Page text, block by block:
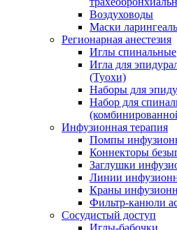
Воздуховоды
Маски
Регионарная анестезия
Иглы спинальные
Игла для
(Туохи)
Наборы для
Набор для
Инфузионная терапия
Помпы
Коннекторы
Заглушки
Линии
Краны
Фильтр-канюли
Сосудистый доступ
Иглы-бабочки